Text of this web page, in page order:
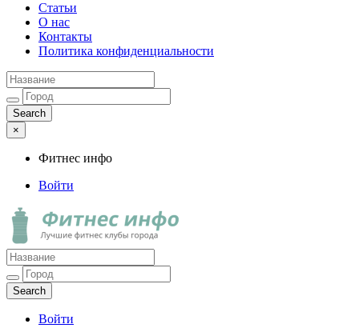
Статьи
О нас
Контакты
Политика конфиденциальности
×
Фитнес инфо
Войти
Фитнес инфо
Лучшие фитнес клубы города
Войти